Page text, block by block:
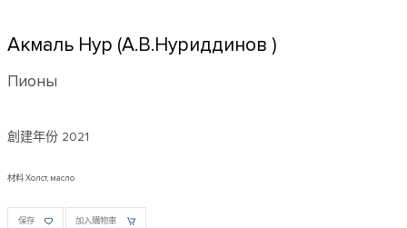
Акмаль Нур (А.В.Нуриддинов )
Пионы
創建年份 2021
材料 Холст, масло
保存 加入購物車